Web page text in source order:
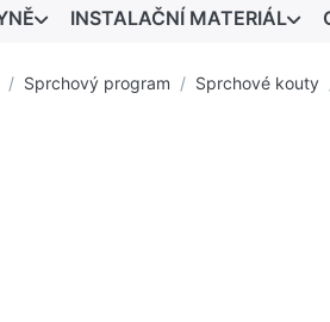
INSTALAČNÍ MATERIÁL
Sprchový program Sprchové kouty